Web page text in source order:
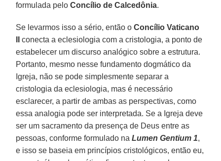
formulada peloConcílio de Calcedônia.
Se levarmos isso a sério, então oConcílio Vaticano
conecta a eclesiologia com a cristologia, a ponto de
estabelecer um discurso analógico sobre a estrutura.
Portanto, mesmo nesse fundamento dogmático da
Igreja, não se pode simplesmente separar a
cristologia da eclesiologia, mas é necessário
esclarecer, a partir de ambas as perspectivas, como
essa analogia pode ser interpretada. Se a Igreja deve
ser um sacramento da presença de Deus entre as
pessoas, conforme formulado naLumen Gentium 1,
e isso se baseia em princípios cristológicos, então eu,